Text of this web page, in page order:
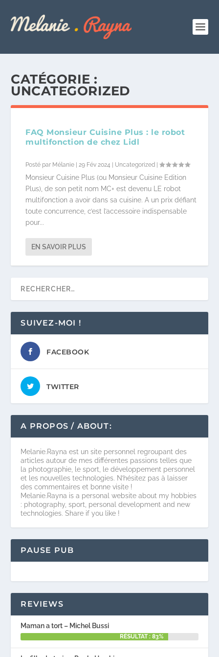
CATÉGORIE :
UNCATEGORIZED
FAQ Monsieur Cuisine Plus : le robot
multifonction de chez Lidl
Posté par Mélanie |29 Fév 2024 Uncategorized |
Monsieur Cuisine Plus (ou Monsieur Cuisine Edition
Plus), de son petit nom MC+ est devenu LE robot
multifonction a avoir dans sa cuisine. A un prix défiant
toute concurrence, c’est l’accessoire indispensable
pour...
EN SAVOIR PLUS
SUIVEZ-MOI !
FACEBOOK
TWITTER
A PROPOS / ABOUT:
Melanie.Rayna est un site personnel regroupant des
articles autour de mes différentes passions telles que
la photographie, le sport, le développement personnel
et les nouvelles technologies. N’hésitez pas à laisser
des commentaires et bonne visite !
Melanie.Rayna is a personal website about my hobbies
: photography, sport, personal development and new
technologies. Share if you like !
PAUSE PUB
REVIEWS
Maman a tort – Michel Bussi
RÉSULTAT : 83%